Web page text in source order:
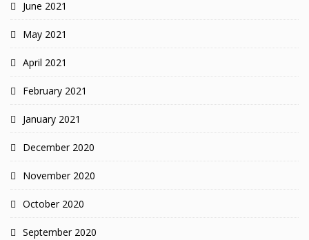
June 2021
May 2021
April 2021
February 2021
January 2021
December 2020
November 2020
October 2020
September 2020